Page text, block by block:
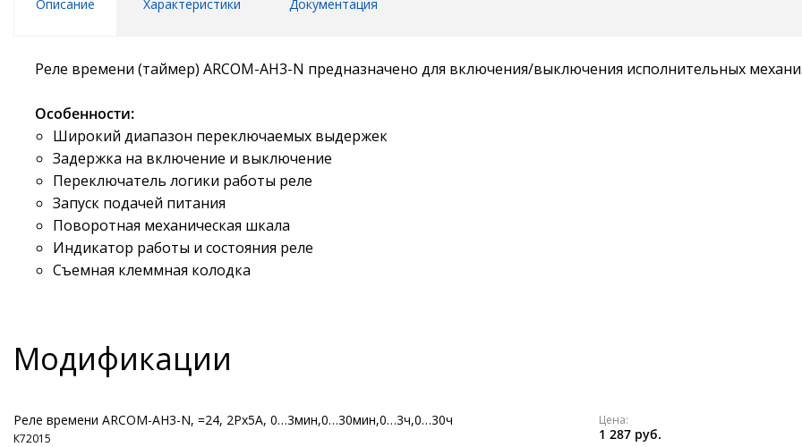
Описание Характеристики Документация
Реле времени (таймер) ARCOM-AH3-N предназначено для включения/выключения исполнительных
Особенности:
Широкий диапазон переключаемых выдержек
Задержка на включение и выключение
Переключатель логики работы реле
Запуск подачей питания
Поворотная механическая шкала
Индикатор работы и состояния реле
Съемная клеммная колодка
Модификации
Реле времени ARCOM-AH3-N, =24, 2Рх5А, 0…3мин,0…30мин,0…3ч,0…30ч
К72015
Цена:
1 287 руб.